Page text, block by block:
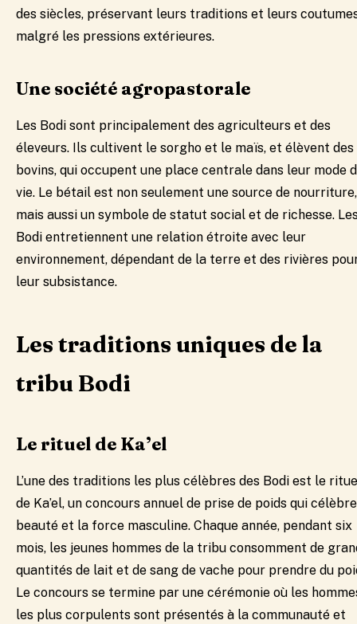
des siècles, préservant leurs traditions et leurs
malgré les pressions extérieures.
Une société agropastorale
Les Bodi sont principalement des agriculteurs et des
éleveurs. Ils cultivent le sorgho et le maïs, et élèvent des
bovins, qui occupent une place centrale dans leur mode
vie. Le bétail est non seulement une source de nourriture,
mais aussi un symbole de statut social et de richesse.
Bodi entretiennent une relation étroite avec leur
environnement, dépendant de la terre et des rivières
leur subsistance.
Les traditions uniques de la
tribu Bodi
Le rituel de Ka’el
L’une des traditions les plus célèbres des Bodi est le
de Ka’el, un concours annuel de prise de poids qui
beauté et la force masculine. Chaque année, pendant six
mois, les jeunes hommes de la tribu consomment de
quantités de lait et de sang de vache pour prendre du
Le concours se termine par une cérémonie où les
les plus corpulents sont présentés à la communauté et